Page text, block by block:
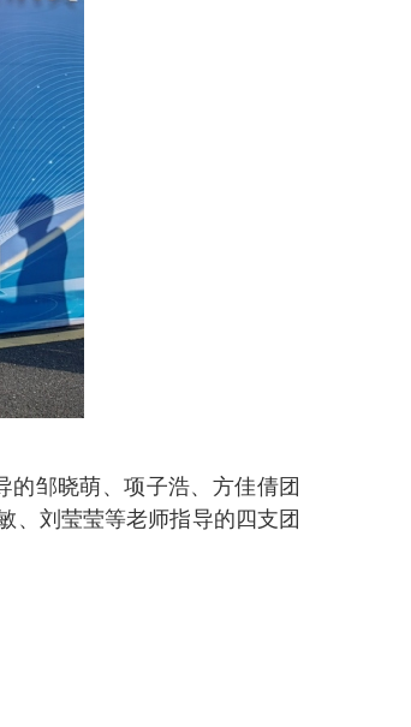
的邹晓萌、项子浩、方佳倩团
、刘莹莹等老师指导的四支团